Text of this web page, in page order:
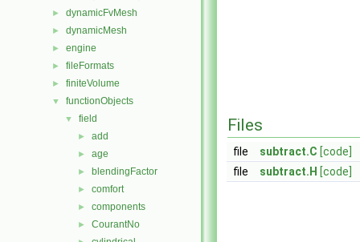
► dynamicFvMesh
► dynamicMesh
► engine
► fileFormats
► finiteVolume
▼ functionObjects
▼ field
► add
► age
► blendingFactor
► comfort
► components
► CourantNo
Files
file subtract.C [code]
file
subtract.H [code]